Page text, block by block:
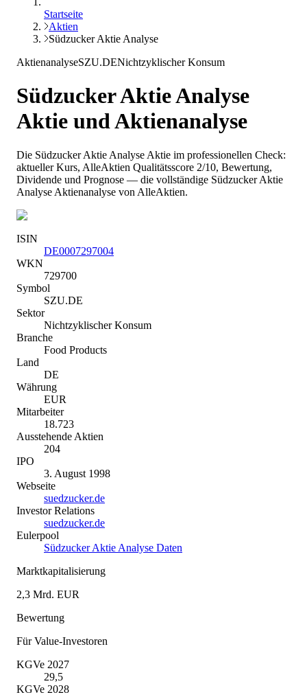
Startseite
Aktien
Südzucker Aktie Analyse
AktienanalyseSZU.DENichtzyklischer Konsum
Südzucker Aktie Analyse
Aktie und Aktienanalyse
Die Südzucker Aktie Analyse Aktie im professionellen Check:
aktueller Kurs, AlleAktien Qualitätsscore 2/10, Bewertung,
Dividende und Prognose — die vollständige Südzucker Aktie
Analyse Aktienanalyse von AlleAktien.
ISIN
DE0007297004
WKN
729700
Symbol
SZU.DE
Sektor
Nichtzyklischer Konsum
Branche
Food Products
Land
DE
Währung
EUR
Mitarbeiter
18.723
Ausstehende Aktien
204
IPO
3. August 1998
Webseite
suedzucker.de
Investor Relations
suedzucker.de
Eulerpool
Südzucker Aktie Analyse Daten
Marktkapitalisierung
2,3 Mrd. EUR
Bewertung
Für Value-Investoren
KGVe 2027
29,5
KGVe 2028